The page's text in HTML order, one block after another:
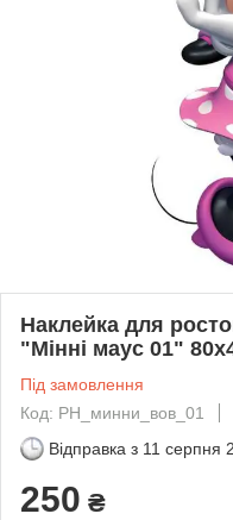
Наклейка для
"Мінні маус 01"
Під замовлення
Код: РН_минни_вов_01
Відправка з 11 серпня
250 ₴